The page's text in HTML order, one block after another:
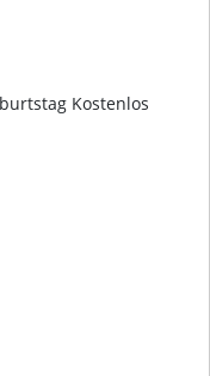
Kostenlos